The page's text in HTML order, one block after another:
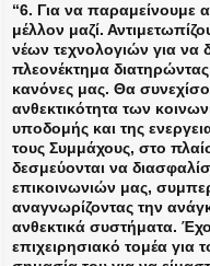
“6. Για να παραμείνουμε
μέλλον μαζί.
νέων τεχνολογιών για να
πλεονέκτημα διατηρώντας
κανόνες μας. Θα
ανθεκτικότητα των
υποδομής και της
τους Συμμάχους, στο
δεσμεύονται να
επικοινωνιών μας,
αναγνωρίζοντας την
ανθεκτικά συστήματα.
επιχειρησιακό τομέα για